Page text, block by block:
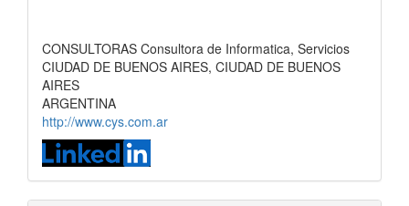
CONSULTORAS Consultora de Informatica, Servicios
CIUDAD DE BUENOS AIRES, CIUDAD DE BUENOS
AIRES
ARGENTINA
http://www.cys.com.ar